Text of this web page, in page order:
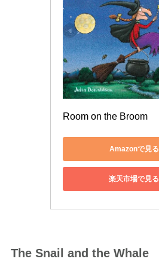
Room on the Broom
Amazonで見る
楽天市場で見る
The Snail and the Whale